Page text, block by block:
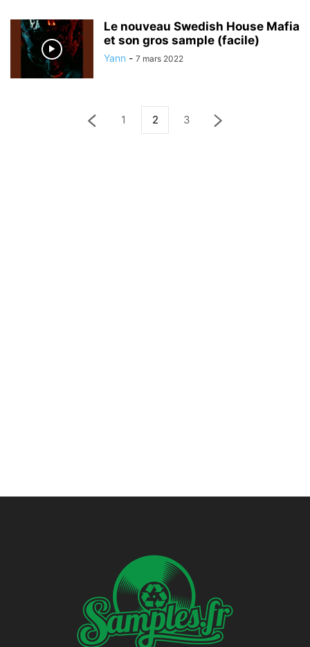
Le nouveau Swedish House Mafia
et son gros sample (facile)
Yann - 7 mars 2022
1 2 3